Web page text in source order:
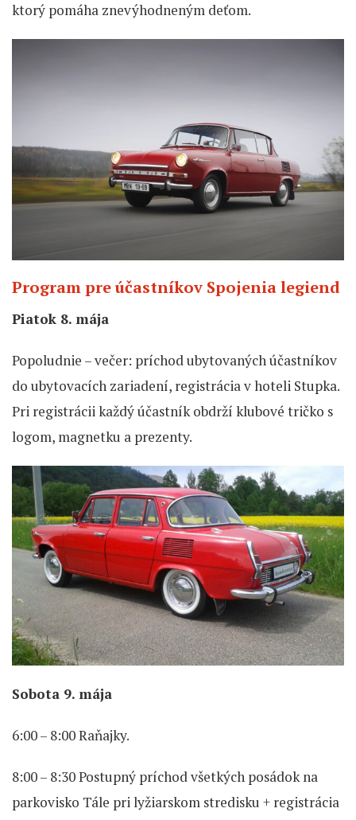
ktorý pomáha znevýhodneným de­ťom.
Program pre účastníkov Spojenia legiend
Piatok 8. mája
Popoludnie – večer: príchod ubytovaných účastníkov
do ubytovacích zariadení, registrácia v hoteli Stupka.
Pri registrácii každý účastník obdrží klubové tričko s
logom, magnetku a prezenty.
Sobota 9. mája
6:00 – 8:00 Raňajky.
8:00 – 8:30 Postupný príchod všetkých posádok na
parkovisko Tále pri lyžiarskom stredisku + registrácia